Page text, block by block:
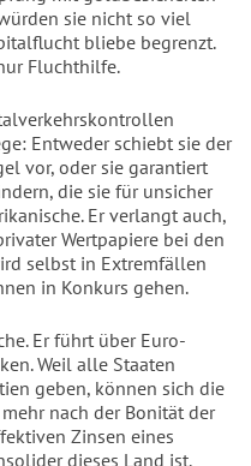
sie nicht so viel
bliebe begrenzt.
Fluchthilfe.
Entweder schiebt sie der
vor, oder sie garantiert
die sie für unsicher
Er verlangt auch,
Wertpapiere bei den
selbst in Extremfällen
in Konkurs gehen.
Er führt über Euro-
Weil alle Staaten
geben, können sich die
nach der Bonität der
Zinsen eines
dieses Land ist.